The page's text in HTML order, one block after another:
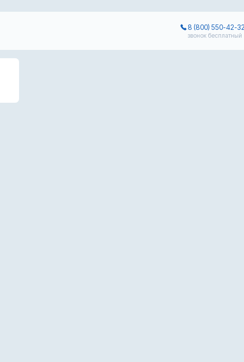
8 (800) 550-42-32
звонок бесплатный